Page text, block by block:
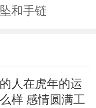
铜貔貅，寓意家居风水
和手链
人在虎年的运
样 感情圆满工